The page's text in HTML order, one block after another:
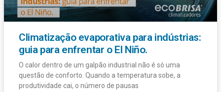
Climatização evaporativa para indústrias:
guia para enfrentar o El Niño.
O calor dentro de um galpão industrial não é só uma
questão de conforto. Quando a temperatura sobe, a
produtividade cai, o número de pausas